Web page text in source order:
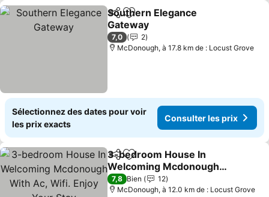
PartagerAjouter à mes favoris
Southern Elegance
Gateway
7,0
2
McDonough, à 17.8 km de : Locust Grove
Sélectionnez des dates pour voir
les prix exacts
Consulter les prix
PartagerAjouter à mes favoris
3-bedroom House In
Welcoming Mcdonough
With Ac, Wifi. Enjoy Your
Stay
7,8 Bien
12
McDonough, à 12.0 km de : Locust Grove